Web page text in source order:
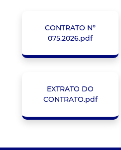
CONTRATO Nº
075.2026.pdf
EXTRATO DO
CONTRATO.pdf